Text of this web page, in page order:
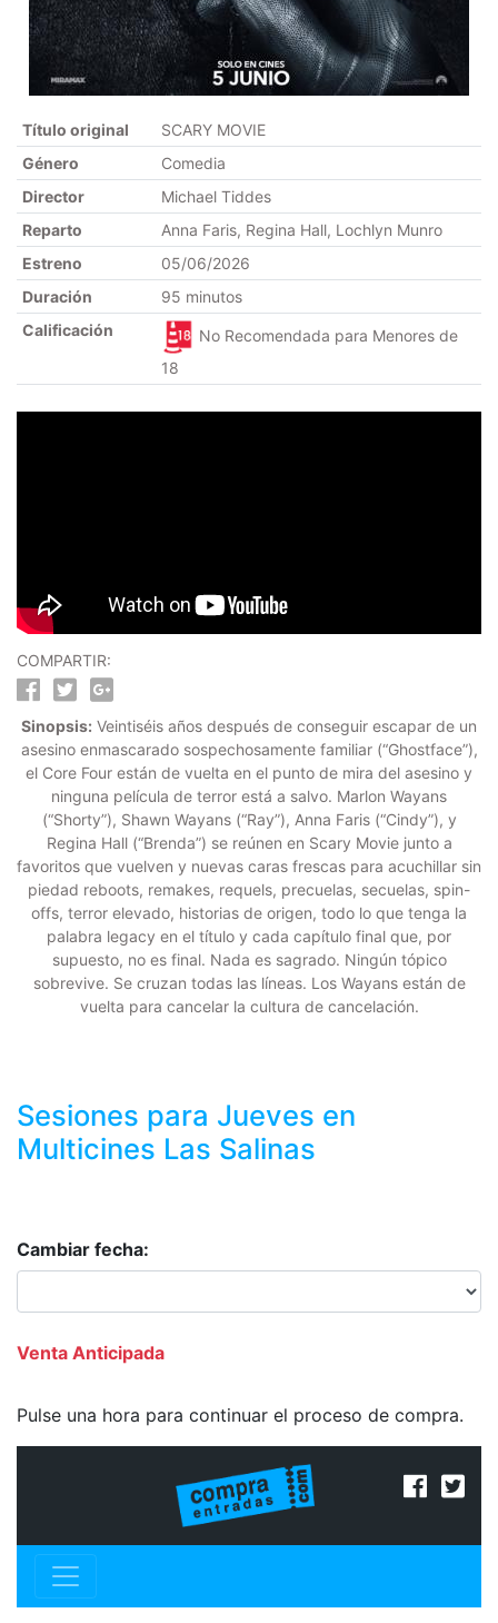
Título original
SCARY MOVIE
Género
Comedia
Director
Michael Tiddes
Reparto
Anna Faris, Regina Hall, Lochlyn Munro
Estreno
05/06/2026
Duración
95 minutos
Calificación
No Recomendada para Menores de
18
COMPARTIR:
Sinopsis: Veintiséis años después de conseguir escapar de un
asesino enmascarado sospechosamente familiar (“Ghostface”),
el Core Four están de vuelta en el punto de mira del asesino y
ninguna película de terror está a salvo. Marlon Wayans
(“Shorty”), Shawn Wayans (“Ray”), Anna Faris (“Cindy”), y
Regina Hall (“Brenda”) se reúnen en Scary Movie junto a
favoritos que vuelven y nuevas caras frescas para acuchillar sin
piedad reboots, remakes, requels, precuelas, secuelas, spin-
offs, terror elevado, historias de origen, todo lo que tenga la
palabra legacy en el título y cada capítulo final que, por
supuesto, no es final. Nada es sagrado. Ningún tópico
sobrevive. Se cruzan todas las líneas. Los Wayans están de
vuelta para cancelar la cultura de cancelación.
Sesiones para Jueves en
Multicines Las Salinas
Cambiar fecha:
Venta Anticipada
Pulse una hora para continuar el proceso de compra.